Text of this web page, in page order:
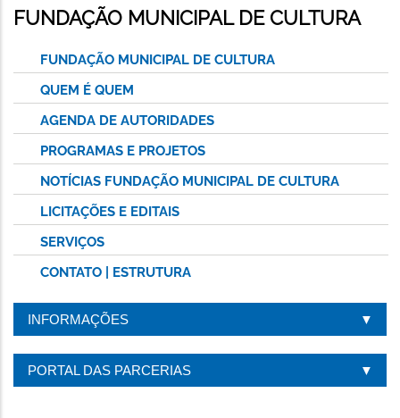
ESTA
PÁGINA
FUNDAÇÃO MUNICIPAL DE CULTURA
FUNDAÇÃO MUNICIPAL DE CULTURA
QUEM É QUEM
AGENDA DE AUTORIDADES
PROGRAMAS E PROJETOS
NOTÍCIAS FUNDAÇÃO MUNICIPAL DE CULTURA
LICITAÇÕES E EDITAIS
SERVIÇOS
CONTATO | ESTRUTURA
INFORMAÇÕES
PORTAL DAS PARCERIAS